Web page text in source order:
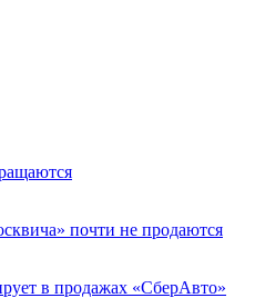
почти не продаются
в продажах «СберАвто»